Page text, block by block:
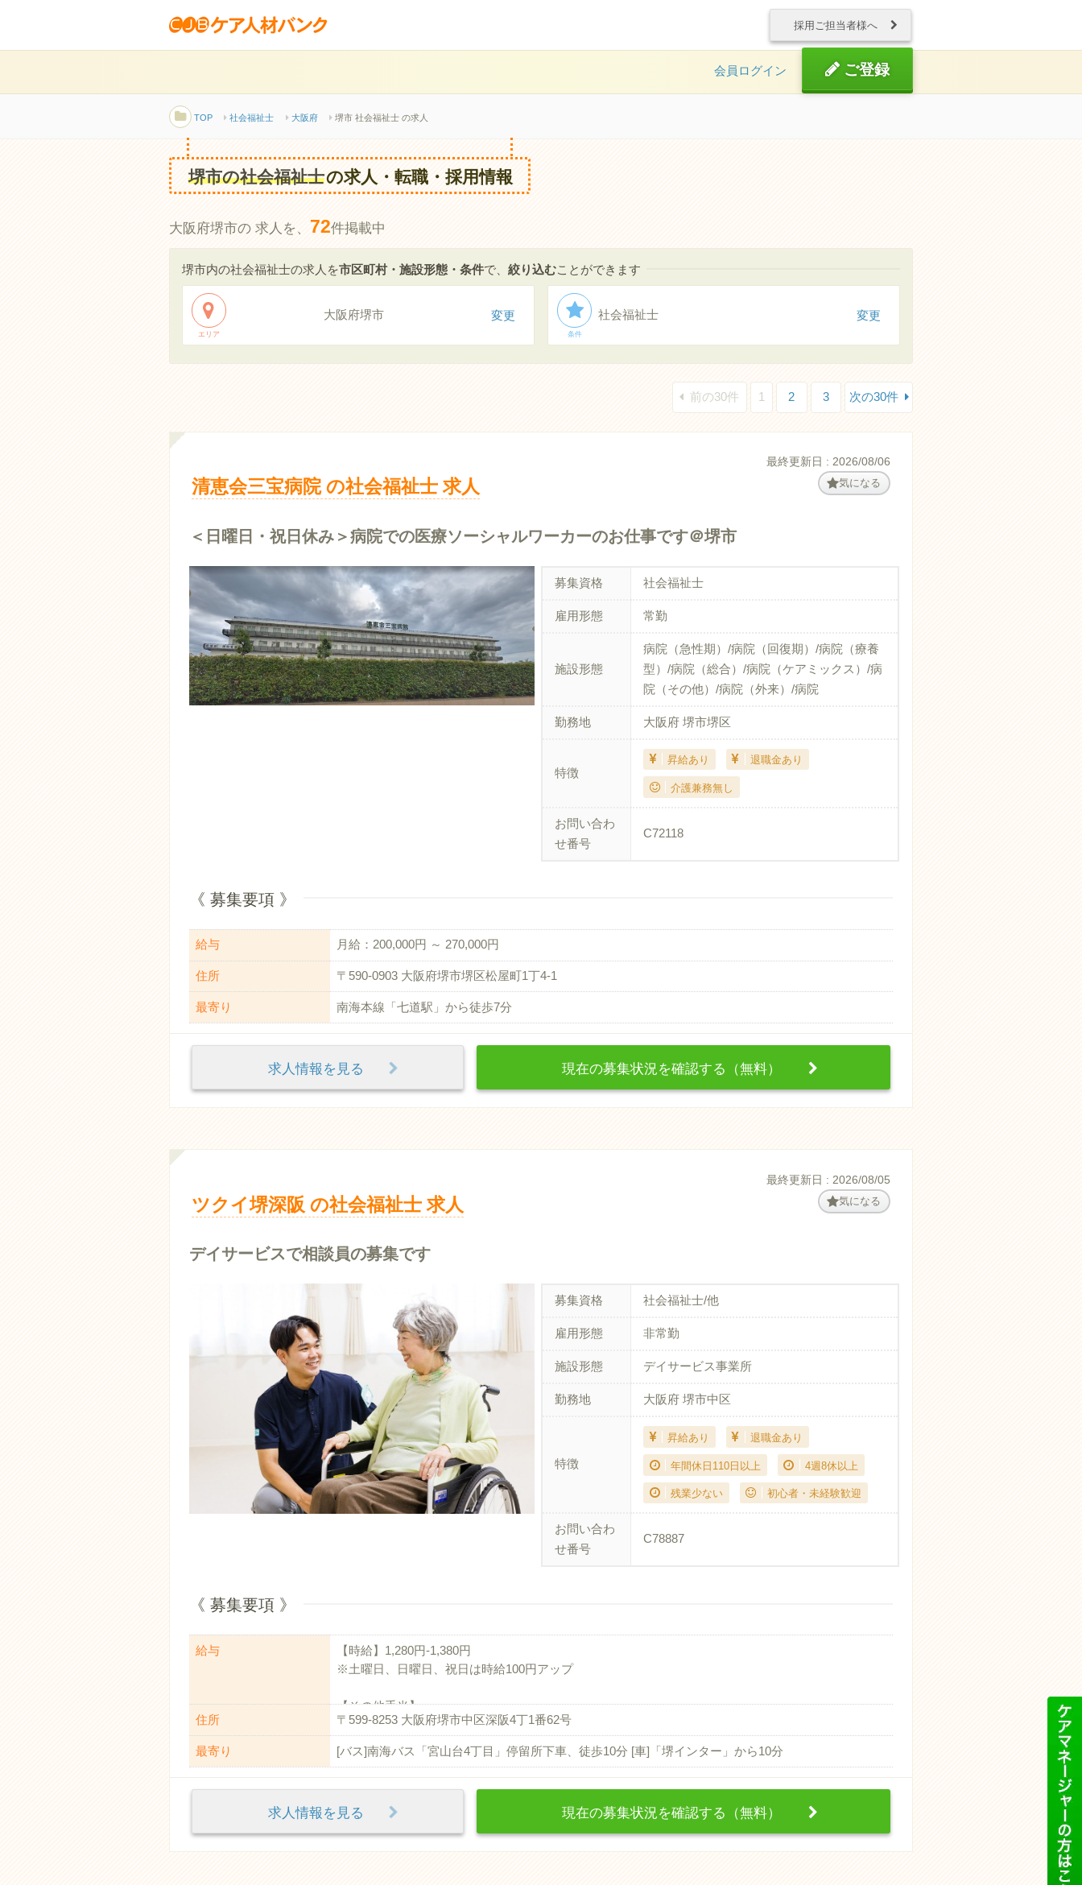
採用ご担当者様へ
会員ログイン ご登録
TOP 社会福祉士 大阪府 堺市 社会福祉士 の求人
堺市の社会福祉士の求人・転職・採用情報
大阪府堺市の 求人を、 72件掲載中
堺市内の社会福祉士の求人を市区町村・施設形態・条件で、 絞り込むことができます
エリア
大阪府堺市 変更
条件
社会福祉士 変更
前の30件 1 2 3 次の30件
最終更新日 : 2026/08/06
清恵会三宝病院 の社会福祉士 求人 気になる
＜日曜日・祝日休み＞病院での医療ソーシャルワーカーのお仕事です＠堺市
募集資格 社会福祉士
雇用形態 常勤
施設形態
病院（急性期）/病院（回復期）/病院（療養
型）/病院（総合）/病院（ケアミックス）/病
院（その他）/病院（外来）/病院
勤務地 大阪府 堺市堺区
特徴
昇給あり 退職金あり
介護兼務無し
お問い合わ
せ番号
C72118
《 募集要項 》
給与 月給：200,000円 ～ 270,000円
住所 〒590-0903 大阪府堺市堺区松屋町1丁4-1
最寄り 南海本線「七道駅」から徒歩7分
求人情報を見る 現在の募集状況を確認する（無料）
最終更新日 : 2026/08/05
ツクイ堺深阪 の社会福祉士 求人 気になる
デイサービスで相談員の募集です
募集資格 社会福祉士/他
雇用形態 非常勤
施設形態 デイサービス事業所
勤務地 大阪府 堺市中区
特徴
昇給あり 退職金あり
年間休日110日以上 4週8休以上
残業少ない 初心者・未経験歓迎
お問い合わ
せ番号
C78887
《 募集要項 》
給与
【時給】1,280円-1,380円
※土曜日、日曜日、祝日は時給100円アップ
【その他手当】
時間外勤務手当
資格手当
特別手当
住所 〒599-8253 大阪府堺市中区深阪4丁1番62号
最寄り [バス]南海バス「宮山台4丁目」停留所下車、徒歩10分 [車]「堺インター」から10分
求人情報を見る 現在の募集状況を確認する（無料）